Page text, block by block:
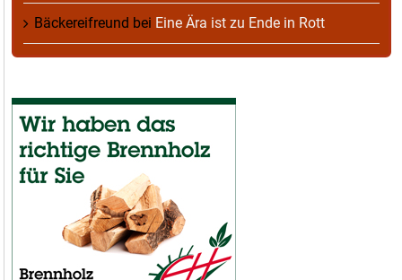
Bäckereifreund bei Eine Ära ist zu Ende in Rott